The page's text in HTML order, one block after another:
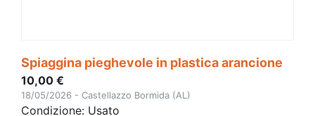
Spiaggina pieghevole in plastica arancione
10,00 €
18/05/2026 - Castellazzo Bormida (AL)
Condizione: Usato